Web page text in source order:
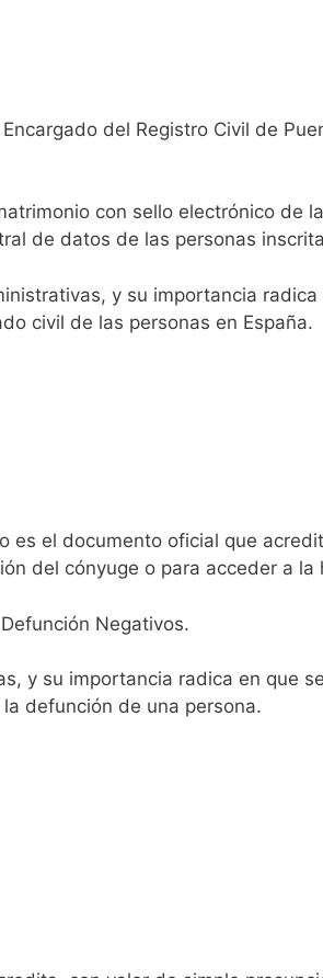
del Registro Civil de
con sello electrónico de
de datos de las personas
y su importancia
civil de las personas en España.
es el documento oficial que
del cónyuge o para acceder a la
Negativos.
y su importancia radica en que
defunción de una persona.